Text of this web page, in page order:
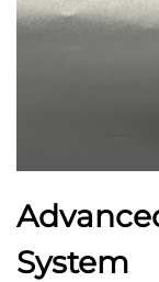
System